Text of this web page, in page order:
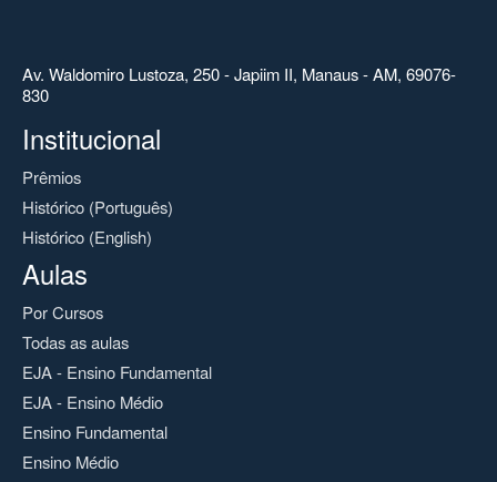
Av. Waldomiro Lustoza, 250 - Japiim II, Manaus - AM, 69076-
830
Institucional
Prêmios
Histórico (Português)
Histórico (English)
Aulas
Por Cursos
Todas as aulas
EJA - Ensino Fundamental
EJA - Ensino Médio
Ensino Fundamental
Ensino Médio